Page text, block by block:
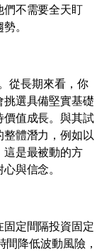
們不需要全天盯
。
從長期來看，你
選具備堅實基礎
值成長。與其試
體潛力，例如以
這是最被動的方
與信念。
固定間隔投資固定
降低波動風險，